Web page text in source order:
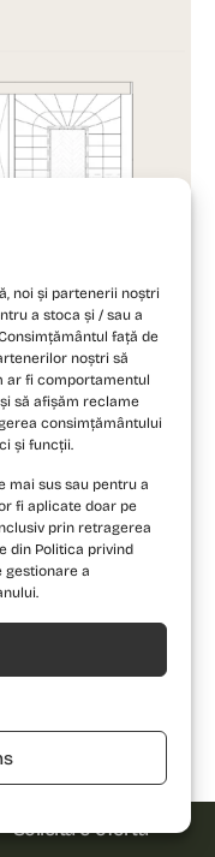
noi și partenerii noștri
a stoca și / sau a
față de
noștri să
ar fi comportamentul
să afișăm reclame
consimțământului
și funcții.
mai sus sau pentru a
fi aplicate doar pe
prin retragerea
din Politica privind
gestionare a
Tip E12
Solicită o ofertă